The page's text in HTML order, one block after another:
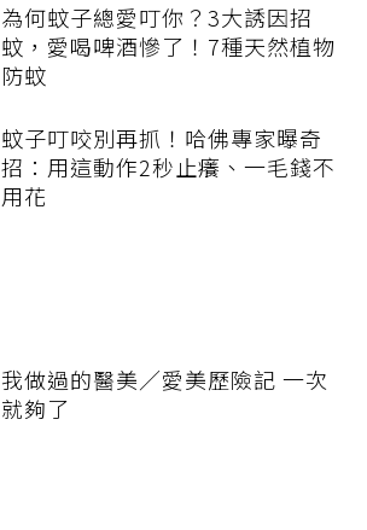
為何蚊子總愛叮你？3大誘因招
蚊，愛喝啤酒慘了！7種天然植物
防蚊
蚊子叮咬別再抓！哈佛專家曝奇
招：用這動作2秒止癢、一毛錢不
用花
我做過的醫美／愛美歷險記 一次
就夠了